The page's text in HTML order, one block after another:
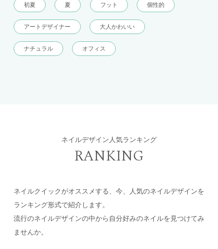
初夏 夏 フット 個性的
アートデザイナー 大人かわいい
ナチュラル オフィス
ネイルデザイン人気ランキング
RANKING
ネイルクイックがオススメする、今、人気のネイルデザインを
ランキング形式で紹介します。
流行のネイルデザインの中から自分好みのネイルを見つけてみ
ませんか。